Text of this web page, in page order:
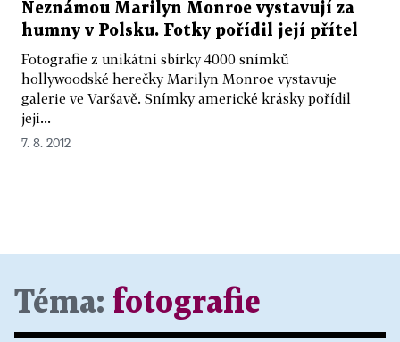
Neznámou Marilyn Monroe vystavují za
humny v Polsku. Fotky pořídil její přítel
Fotografie z unikátní sbírky 4000 snímků
hollywoodské herečky Marilyn Monroe vystavuje
galerie ve Varšavě. Snímky americké krásky pořídil
její...
7. 8. 2012
Téma: fotografie